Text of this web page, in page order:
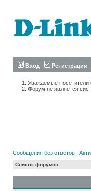
Вход Регистрация
Уважаемые
Форум не является
Сообщения без ответов |
Список форумов